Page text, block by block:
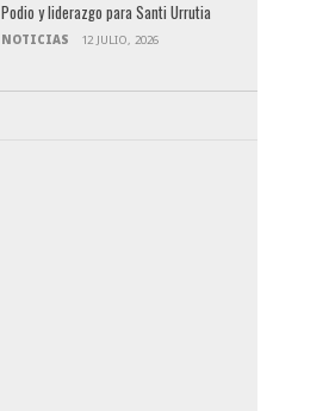
Podio y liderazgo para Santi Urrutia
NOTICIAS 12 JULIO, 2026